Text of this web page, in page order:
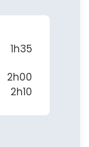
1h35
2h00
2h10